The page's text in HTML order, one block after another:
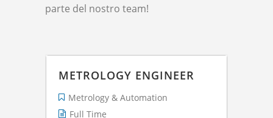
parte del nostro team!
METROLOGY ENGINEER
Metrology & Automation
Full Time